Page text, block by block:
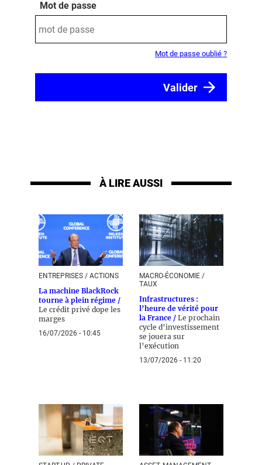
Mot de passe
Mot de passe oublié ?
À LIRE AUSSI
ENTREPRISES / ACTIONS
La machine BlackRock
tourne à plein régime /
Le crédit privé dope les
marges
16/07/2026 - 10:45
MACRO-ÉCONOMIE /
TAUX
Infrastructures :
l’heure de vérité pour
la France / Le prochain
cycle d’investissement
se jouera sur
l’exécution
13/07/2026 - 11:20